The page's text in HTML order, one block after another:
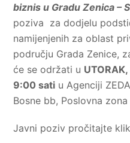
biznis u Gradu Zenica –
poziva za dodjelu
namijenjenih za oblast
području Grada Zenice,
će se održati u
9:00 sati u Agenciji
Bosne bb, Poslovna zona
Javni poziv pročitajte